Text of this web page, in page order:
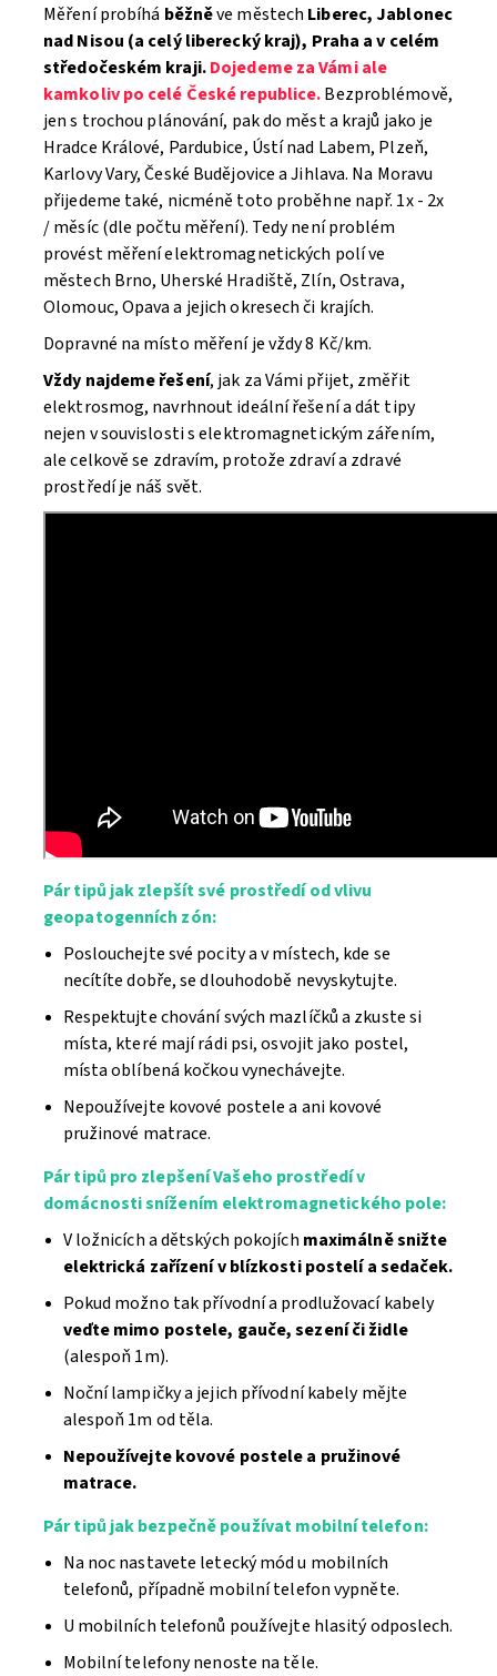
Měřeníprobíhá běžněve městech Liberec, Jablonec
nad Nisou (a celý liberecký kraj), Praha a v celém
středočeském kraji.Dojedeme za Vámi ale
kamkoliv po celé České republice.Bezproblémově,
jen s trochou plánování, pak do měst a krajů jako je
Hradce Králové, Pardubice, Ústí nad Labem, Plzeň,
Karlovy Vary, České Budějovice a Jihlava. Na Moravu
přijedeme také, nicméně toto proběhne např. 1x - 2x
/ měsíc (dle počtu měření). Tedy není problém
provést měření elektromagnetických polí ve
městech Brno, Uherské Hradiště, Zlín, Ostrava,
Olomouc, Opava a jejich okresech či krajích.
Dopravné na místo měření je vždy 8 Kč/km.
Vždy najdeme řešení, jak za Vámi přijet, změřit
elektrosmog, navrhnout ideální řešení a dát tipy
nejen v souvislosti s elektromagnetickým zářením,
ale celkově se zdravím, protože zdraví a zdravé
prostředí je náš svět.
Pár tipů jak zlepšít své prostředí od vlivu
geopatogenních zón:
Poslouchejte své pocity a v místech, kde se
necítíte dobře, se dlouhodobě nevyskytujte.
Respektujte chování svých mazlíčků a zkuste si
místa, které mají rádi psi, osvojit jako postel,
místa oblíbená kočkou vynechávejte.
Nepoužívejte kovové postele a ani kovové
pružinové matrace.
Pár tipů pro zlepšení Vašeho prostředí v
domácnosti snížením elektromagnetického pole:
V ložnicích a dětských pokojích maximálně snižte
elektrická zařízení v blízkosti postelí a sedaček.
Pokud možno takpřívodní a prodlužovací kabely
veďte mimo postele, gauče, sezení či židle
(alespoň 1m).
Noční lampičky a jejich přívodní kabely mějte
alespoň 1m od těla.
Nepoužívejte kovové postele a pružinové
matrace.
Pár tipů jak bezpečně používat mobilní telefon:
Na noc nastavete letecký mód u mobilních
telefonů, případně mobilní telefon vypněte.
U mobilních telefonů používejte hlasitý odposlech.
Mobilní telefony nenoste na těle.